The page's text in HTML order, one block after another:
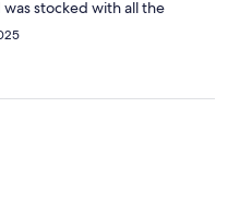
stocked with all the
(and looks like summer
note are the house is not
make me question